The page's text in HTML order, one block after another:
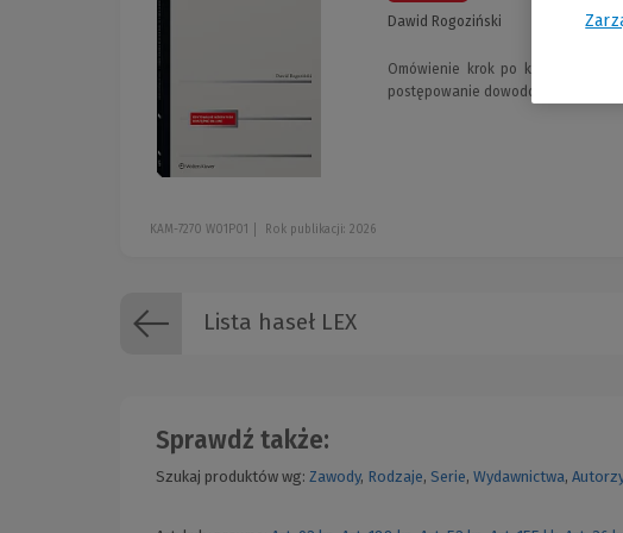
Dawid Rogoziński
Omówienie krok po kroku
postępowanie dowodowe,
KAM-7270 W01P01 Rok publikacji: 2026
Lista haseł LEX
Sprawdź także:
Szukaj produktów wg: Zawody, Rodzaje, Serie, Wydawnictwa, Autorzy